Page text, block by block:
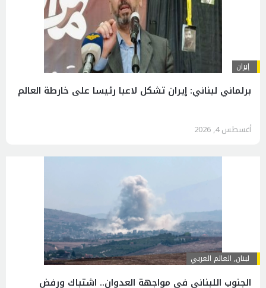
إيران
برلماني لبناني: إيران تشكل لاعبا رئيسا على خارطة العالم
أغسطس 4, 2026
لبنان, العالم العربي
الجنوب اللبناني في مواجهة العدوان.. اشتباك ورفض